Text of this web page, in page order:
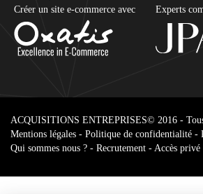
Créer un site e-commerce avec Experts
ACQUISITIONS ENTREPRISES© 2016 -
Mentions légales - Politique de confidentialité -
Qui sommes nous ? - Recrutement - Accès privé